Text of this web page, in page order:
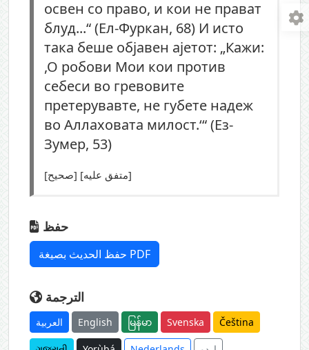
освен со право, и кои не прават
блуд...“ (Ел-Фуркан, 68) И исто
така беше објавен ајетот: „Кажи:
,О робови Мои кои против
себеси во гревовите
претерувавте, не губете надеж
во Аллаховата милост.‘“ (Ез-
Зумер, 53)
[صحيح] [متفق عليه]
حفظ
حفظ الحديث بصيغة PDF
الترجمة
العربية English မြန်မာ Svenska Čeština